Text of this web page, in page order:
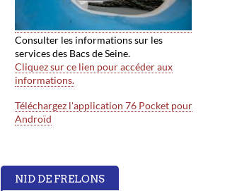
Consulter les informations sur les
services des Bacs de Seine.
Cliquez sur ce lien pour accéder aux
informations.
Téléchargez l'application 76 Pocket pour
Androïd
NID DE FRELONS